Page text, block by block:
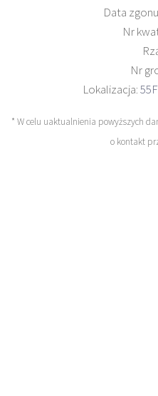
Data
Nr
Nr
Lokalizacja:
* W celu uaktualnienia powyższych
o kontakt